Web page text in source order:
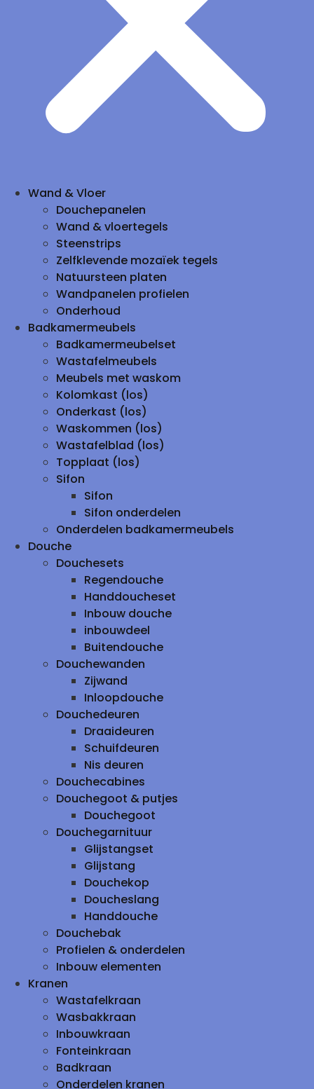
Wand & Vloer
Douchepanelen
Wand & vloertegels
Steenstrips
Zelfklevende mozaïek tegels
Natuursteen platen
Wandpanelen profielen
Onderhoud
Badkamermeubels
Badkamermeubelset
Wastafelmeubels
Meubels met waskom
Kolomkast (los)
Onderkast (los)
Waskommen (los)
Wastafelblad (los)
Topplaat (los)
Sifon
Sifon
Sifon onderdelen
Onderdelen badkamermeubels
Douche
Douchesets
Regendouche
Handdoucheset
Inbouw douche
inbouwdeel
Buitendouche
Douchewanden
Zijwand
Inloopdouche
Douchedeuren
Draaideuren
Schuifdeuren
Nis deuren
Douchecabines
Douchegoot & putjes
Douchegoot
Douchegarnituur
Glijstangset
Glijstang
Douchekop
Doucheslang
Handdouche
Douchebak
Profielen & onderdelen
Inbouw elementen
Kranen
Wastafelkraan
Wasbakkraan
Inbouwkraan
Fonteinkraan
Badkraan
Onderdelen kranen